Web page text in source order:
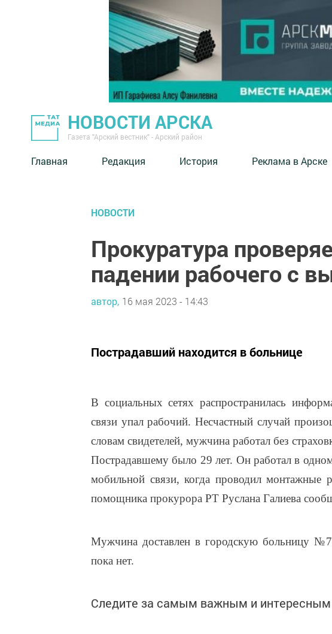
НОВОСТИ АРСКА
Газета "Арский вестник" - Арский район
Главная Редакция История Реклама в Арске
НОВОСТИ
Прокуратура
падении рабочего с
автор, 16 мая 2023 - 14:43
Пострадавший находится в больнице
В социальных сетях распространилась
связи упал рабочий. Несчастный случай
словам свидетелей, мужчина работал без
Пострадавшему было 29 лет. Он работал в
мобильной связи, когда проводил
помощника прокурора РТ Руслана Галиева
Мужчина доставлен в городскую больницу
пока нет.
Следите за самым важным и